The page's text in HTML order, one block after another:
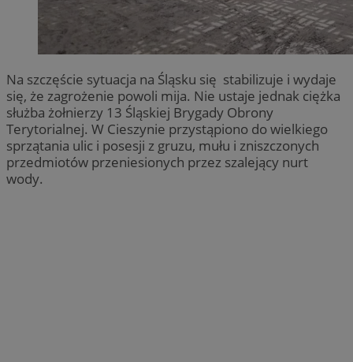
Na szczęście sytuacja na Śląsku się stabilizuje i wydaje
się, że zagrożenie powoli mija. Nie ustaje jednak ciężka
służba żołnierzy 13 Śląskiej Brygady Obrony
Terytorialnej. W Cieszynie przystąpiono do wielkiego
sprzątania ulic i posesji z gruzu, mułu i zniszczonych
przedmiotów przeniesionych przez szalejący nurt
wody.